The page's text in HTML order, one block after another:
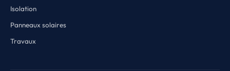
Isolation
Panneaux solaires
Travaux